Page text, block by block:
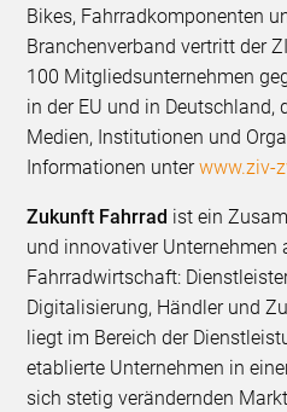
Bikes, Fahrradkomponenten
Branchenverband vertritt der
100 Mitgliedsunternehmen
in der EU und in Deutschland,
Medien, Institutionen und
Informationen unterwww.ziv-
Zukunft Fahrrad ist ein
und innovativer Unternehmen
Fahrradwirtschaft:
Digitalisierung, Händler und
liegt im Bereich der
etablierte Unternehmen in
sich stetig verändernden